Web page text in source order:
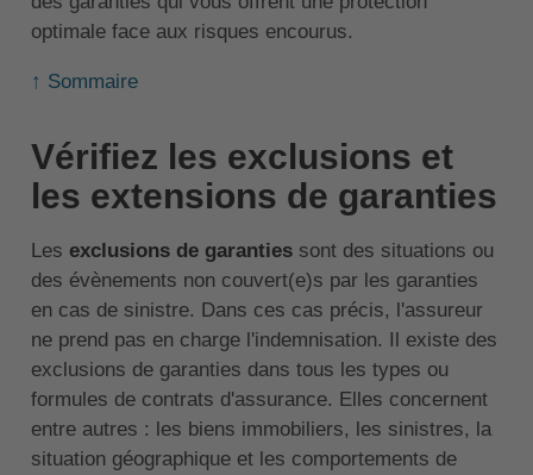
optimale face aux risques encourus.
↑ Sommaire
Vérifiez les exclusions et
les extensions de garanties
Les exclusions de garantiessont des situations ou
des évènements non couvert(e)s par les garanties
en cas de sinistre. Dans ces cas précis, l'assureur
ne prend pas en charge l'indemnisation. Il existe des
exclusions de garanties dans tous les types ou
formules de contrats d'assurance. Elles concernent
entre autres : les biens immobiliers, les sinistres, la
situation géographique et les comportements de